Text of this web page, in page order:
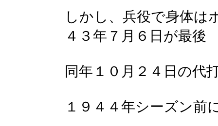
しかし、兵役で身体は
４３年７月６日が最後
同年１０月２４日の代
１９４４年シーズン前